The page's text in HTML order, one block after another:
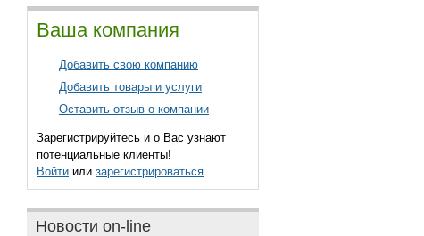
Ваша компания
Добавить свою компанию
Добавить товары и услуги
Оставить отзыв о компании
Зарегистрируйтесь и о Вас узнают
потенциальные клиенты!
Войти или зарегистрироваться
Новости on-line